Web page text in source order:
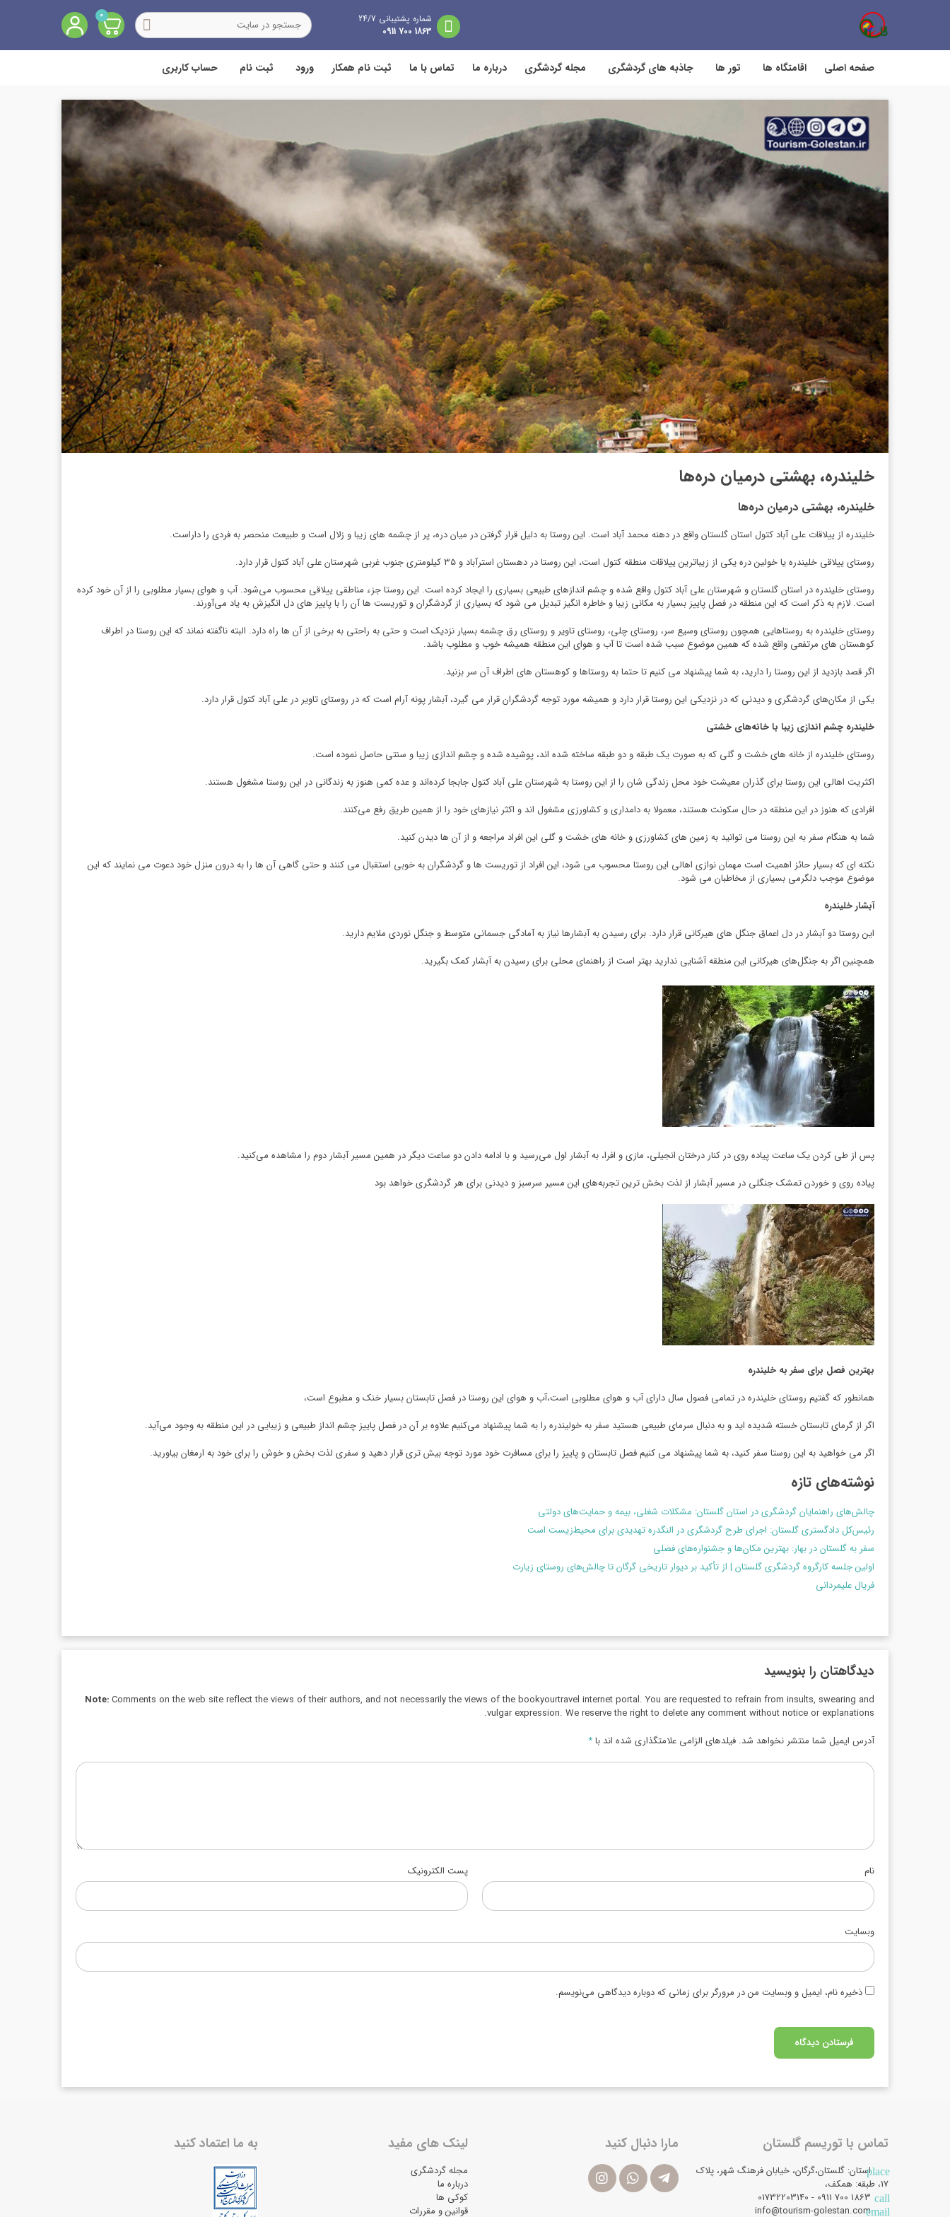
شماره پشتیبانی 24/7
1863 700 0911
0
صفحه اصلی اقامتگاه ها تور ها جاذبه های گردشگری مجله گردشگری درباره ما تماس با ما ثبت نام همکار ورود ثبت نام حساب کاربری
خلیندره، بهشتی درمیان دره‌ها
خلیندره، بهشتی درمیان دره‌ها
خلیندره از ییلاقات علی آباد کتول استان گلستان واقع در دهنه محمد آباد است. این روستا به دلیل قرار گرفتن در میان دره، پر از چشمه های زیبا و زلال است و طبیعت منحصر به فردی را داراست.
روستای ییلاقی خلیندره یا خولین دره یکی از زیباترین ییلاقات منطقه کتول است، این روستا در دهستان استرآباد و ۳۵ کیلومتری جنوب غربی شهرستان علی آباد کتول قرار دارد.
روستای خلیندره در استان گلستان و شهرستان علی آباد کتول واقع شده و چشم اندازهای طبیعی بسیاری را ایجاد کرده است. این روستا جزء مناطقی ییلاقی محسوب می‌شود. آب و هوای بسیار مطلوبی را از آن خود کرده
است. لازم به ذکر است که این منطقه در فصل پاییز بسیار به مکانی زیبا و خاطره انگیز تبدیل می شود که بسیاری از گردشگران و توریست ها آن را با پاییز های دل انگیزش به یاد می‌آورند.
روستای خلیندره به روستاهایی همچون روستای وسیع سر، روستای چلی، روستای تاویر و روستای رق چشمه بسیار نزدیک است و حتی به راحتی به برخی از آن ها راه دارد. البته ناگفته نماند که این روستا در اطراف
کوهستان های مرتفعی واقع شده که همین موضوع سبب شده است تا آب و هوای این منطقه همیشه خوب و مطلوب باشد.
اگر قصد بازدید از این روستا را دارید، به شما پیشنهاد می کنیم تا حتما به روستاها و کوهستان های اطراف آن سر بزنید.
یکی از مکان‌های گردشگری و دیدنی که در نزدیکی این روستا قرار دارد و همیشه مورد توجه گردشگران قرار می گیرد، آبشار پونه آرام است که در روستای تاویر در علی آباد کتول قرار دارد.
خلیندره چشم اندازی زیبا با خانه‌های خشتی
روستای خلیندره از خانه های خشت و گلی که به صورت یک طبقه و دو طبقه ساخته شده اند، پوشیده شده و چشم اندازی زیبا و سنتی حاصل نموده است.
اکثریت اهالی این روستا برای گذران معیشت خود محل زندگی شان را از این روستا به شهرستان علی آباد کتول جابجا کرده‌اند و عده کمی هنوز به زندگانی در این روستا مشغول هستند.
افرادی که هنوز در این منطقه در حال سکونت هستند، معمولا به دامداری و کشاورزی مشغول اند و اکثر نیازهای خود را از همین طریق رفع می‌کنند.
شما به هنگام سفر به این روستا می توانید به زمین های کشاورزی و خانه های خشت و گلی این افراد مراجعه و از آن ها دیدن کنید.
نکته ای که بسیار حائز اهمیت است مهمان نوازی اهالی این روستا محسوب می شود، این افراد از توریست ها و گردشگران به خوبی استقبال می کنند و حتی گاهی آن ها را به درون منزل خود دعوت می نمایند که این
موضوع موجب دلگرمی بسیاری از مخاطبان می شود.
آبشار خلیندره
این روستا دو آبشار در دل اعماق جنگل های هیرکانی قرار دارد. برای رسیدن به آبشارها نیاز به آمادگی جسمانی متوسط و جنگل نوردی ملایم دارید.
همچنین اگر به جنگل‌های هیرکانی این منطقه آشنایی ندارید بهتر است از راهنمای محلی برای رسیدن به آبشار کمک بگیرید.
پس از طی کردن یک ساعت پیاده روی در کنار درختان انجیلی، مازی و افرا، به آبشار اول می‌رسید و با ادامه دادن دو ساعت دیگر در همین مسیر آبشار دوم را مشاهده می‌کنید.
پیاده روی و خوردن تمشک جنگلی در مسیر آبشار از لذت بخش ترین تجربه‌های این مسیر سرسبز و دیدنی برای هر گردشگری خواهد بود
بهترین فصل برای سفر به خلیندره
همانطور که گفتیم روستای خلیندره در تمامی فصول سال دارای آب و هوای مطلوبی است،آب و هوای این روستا در فصل تابستان بسیار خنک و مطبوع است،
اگر از گرمای تابستان خسته شدیده اید و به دنبال سرمای طبیعی هستید سفر به خولیندره را به شما پیشنهاد می‌کنیم علاوه بر آن در فصل پاییز چشم انداز طبیعی و زیبایی در این منطقه به وجود می‌آید.
اگر می خواهید به این روستا سفر کنید، به شما پیشنهاد می کنیم فصل تابستان و پاییز را برای مسافرت خود مورد توجه بیش تری قرار دهید و سفری لذت بخش و خوش را برای خود به ارمغان بیاورید.
نوشته‌های تازه
چالش‌های راهنمایان گردشگری در استان گلستان: مشکلات شغلی، بیمه و حمایت‌های دولتی
رئیس‌کل دادگستری گلستان: اجرای طرح گردشگری در النگدره تهدیدی برای محیط‌زیست است
سفر به گلستان در بهار: بهترین مکان‌ها و جشنواره‌های فصلی
اولین جلسه کارگروه گردشگری گلستان | از تأکید بر دیوار تاریخی گرگان تا چالش‌های روستای زیارت
فریال علیمردانی
دیدگاهتان را بنویسید
Note:Comments on the web site reflect the views of their authors, and not necessarily the views of the bookyourtravel internet portal. You are requested to refrain from insults, swearing and
vulgar expression. We reserve the right to delete any comment without notice or explanations.
آدرس ایمیل شما منتشر نخواهد شد. فیلدهای الزامی علامتگذاری شده اند با*
نام پست الکترونیک
وبسایت
ذخیره نام، ایمیل و وبسایت من در مرورگر برای زمانی که دوباره دیدگاهی می‌نویسم.
تماس با توریسم گلستان
placeاستان: گلستان،گرگان، خیابان فرهنگ شهر، پلاک
17، طبقه: همکف،
call
email
info@tourism-golestan.com
مارا دنبال کنید لینک های مفید
مجله گردشگری
درباره ما
کوکی ها
قوانین و مقررات
به ما اعتماد کنید